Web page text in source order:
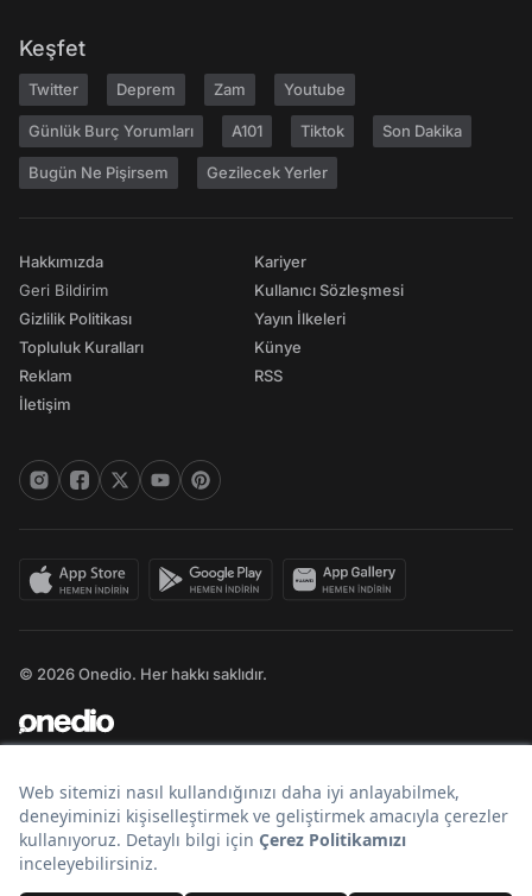
Keşfet
Twitter Deprem Zam Youtube
Günlük Burç Yorumları A101 Tiktok Son Dakika
Bugün Ne Pişirsem Gezilecek Yerler
Hakkımızda
Geri Bildirim
Gizlilik Politikası
Topluluk Kuralları
Reklam
İletişim
Kariyer
Kullanıcı Sözleşmesi
Yayın İlkeleri
Künye
RSS
© 2026 Onedio. Her hakkı saklıdır.
Bir markasıdır.